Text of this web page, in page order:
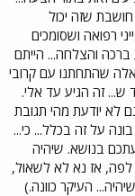
שזה יכול
רפואה ושסומכים
ברכה והצלחה... הייתם
שהתחתנו עם קרובי
זה הגיע עד אלי.
לא יודעת מהי תגובת
בונה על זה בכלל... כי...
בנושא. שיהיה
אז נא לא לשאול,
העיקר כוונה.)